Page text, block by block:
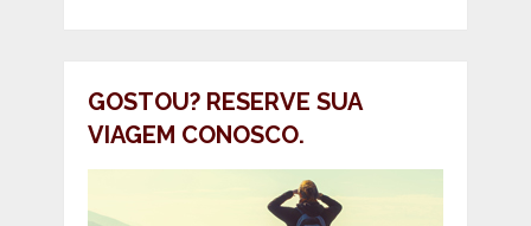
GOSTOU? RESERVE SUA
VIAGEM CONOSCO.